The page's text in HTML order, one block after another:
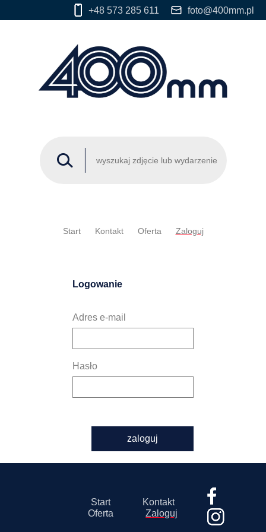
+48 573 285 611 foto@400mm.pl
Start Kontakt Oferta Zaloguj
Logowanie
Adres e-mail
Hasło
zaloguj
Start
Kontakt
Oferta
Zaloguj